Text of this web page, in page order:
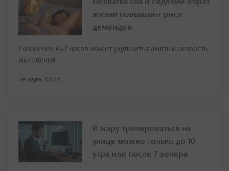
жизни повышают риск
деменции
Сон менее 6–7 часов может ухудшить память и скорость
мышления
сегодня, 05:28
В жару тренироваться на
улице можно только до 10
утра или после 7 вечера